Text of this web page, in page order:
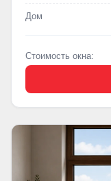
Дом
Стоимость окна: